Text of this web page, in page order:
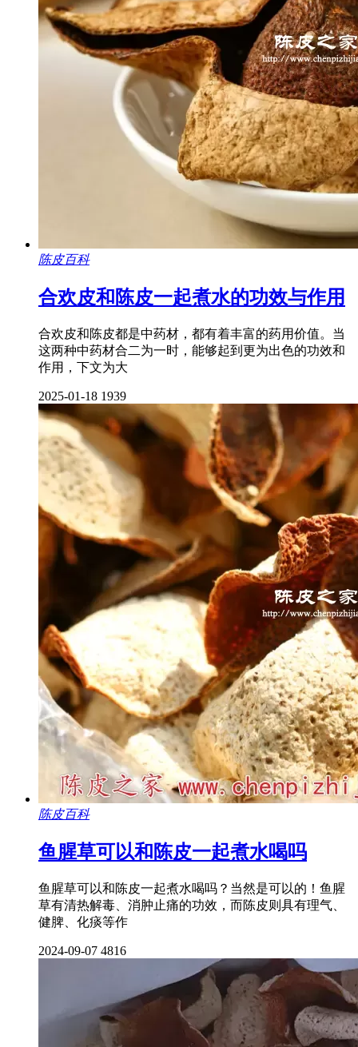
陈皮百科
合欢皮和陈皮一起煮水的功效与作用
合欢皮和陈皮都是中药材，都有着丰富的药用价值。当
这两种中药材合二为一时，能够起到更为出色的功效和
作用，下文为大
2025-01-18 1939
陈皮百科
鱼腥草可以和陈皮一起煮水喝吗
鱼腥草可以和陈皮一起煮水喝吗？当然是可以的！鱼腥
草有清热解毒、消肿止痛的功效，而陈皮则具有理气、
健脾、化痰等作
2024-09-07 4816